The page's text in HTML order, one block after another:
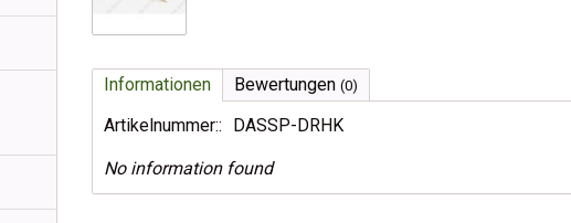
Informationen Bewertungen (0)
Artikelnummer:: DASSP-DRHK
No information found